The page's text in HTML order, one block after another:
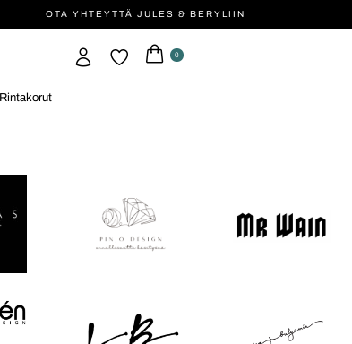
OTA YHTEYTTÄ JULES & BERYLIIN
0
Rintakorut